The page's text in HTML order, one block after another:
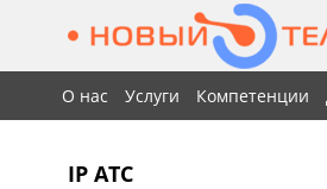
О нас Услуги Компетенции
IP АТС